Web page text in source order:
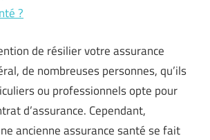
?
de résilier votre assurance
de nombreuses personnes, qu’ils
ou professionnels opte pour
d’assurance. Cependant,
ancienne assurance santé se fait